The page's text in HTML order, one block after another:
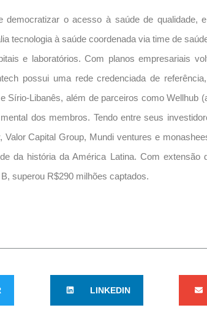
o acesso à saúde de qualidade,
tecnologia à saúde coordenada via time de
e laboratórios. Com planos empresariais
possui uma rede credenciada de
Sírio-Libanês, além de parceiros como Wellhub
dos membros. Tendo entre seus
Capital Group, Mundi ventures e
da história da América Latina. Com extensão
superou R$290 milhões captados.
LINKEDIN